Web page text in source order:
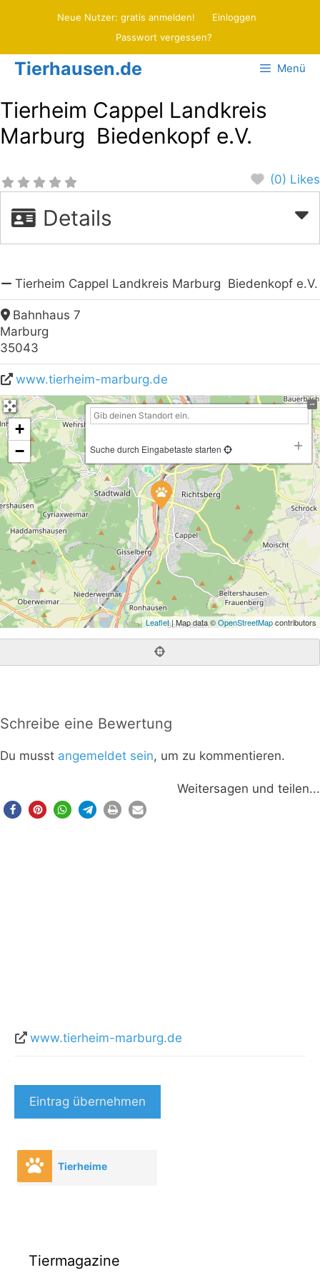
Neue Nutzer: gratis anmelden!
Einloggen
Passwort vergessen?
Tierhausen.de Menü
Tierheim Cappel Landkreis
Marburg  Biedenkopf e.V.
(0) Likes
Details
Tierheim Cappel Landkreis Marburg  Biedenkopf e.V.
Bahnhaus 7
Marburg
35043
www.tierheim-marburg.de
+
−
Suche durch Eingabetaste starten
Leaflet| Map data ©OpenStreetMapcontributors
Schreibe eine Bewertung
Du musst angemeldet sein, um zu kommentieren.
Weitersagen und teilen...
www.tierheim-marburg.de
Eintrag übernehmen
Tierheime
Tiermagazine